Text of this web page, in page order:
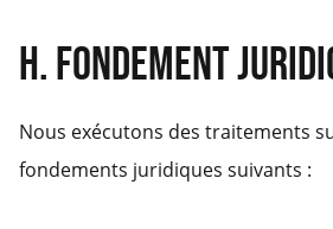
H. FONDEMENT
Nous exécutons des traitements
fondements juridiques suivants :